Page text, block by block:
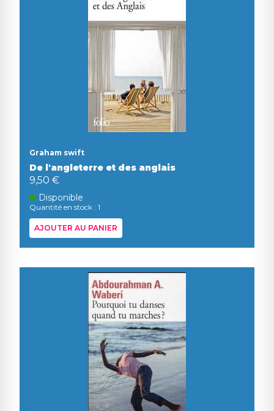
Graham swift
De l'angleterre et des anglais
9,50 €
Disponible
Quantité en stock : 1
AJOUTER AU PANIER